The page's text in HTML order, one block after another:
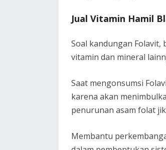
Jual Vitamin Hamil
Soal kandungan
vitamin dan mineral
Saat mengonsumsi
karena akan
penurunan asam folat
Membantu